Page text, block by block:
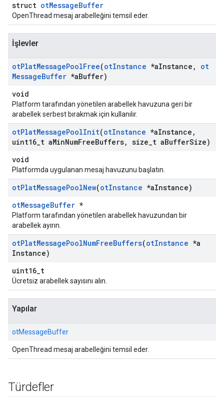
struct otMessageBuffer
OpenThread mesaj arabelleğini temsil eder.
İşlevler
otPlatMessagePoolFree(otInstance *aInstance ,
ot
MessageBuffer *aBuffer)
void
Platform tarafından yönetilen arabellek havuzuna geri bir
arabellek serbest bırakmak için kullanılır.
otPlatMessagePoolInit(otInstance *aInstance ,
uint16 t aMinNumFreeBuffers, size t aBufferSize)
void
Platformda uygulanan mesaj havuzunu başlatın.
otPlatMessagePoolNew(otInstance *aInstance)
otMessageBuffer *
Platform tarafından yönetilen arabellek havuzundan bir
arabellek ayırın.
otPlatMessagePoolNumFreeBuffers(otInstance *a
Instance)
uint16_t
Ücretsiz arabellek sayısını alın.
Yapılar
otMessageBuffer
OpenThread mesaj arabelleğini temsil eder.
Türdefler